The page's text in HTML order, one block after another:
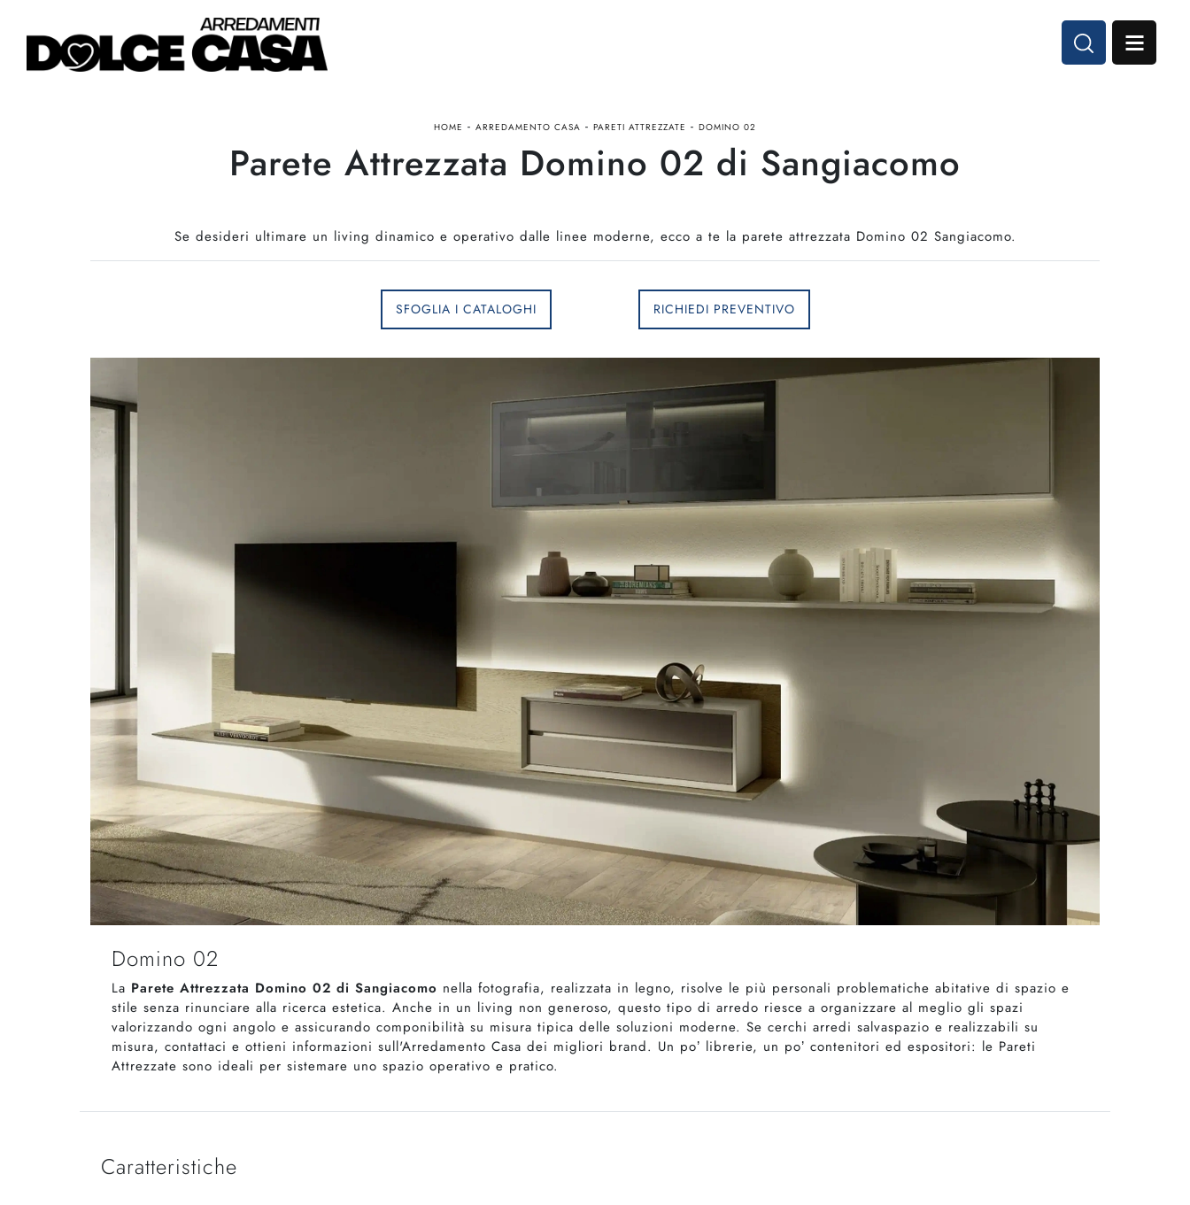
HOME - ARREDAMENTO CASA - PARETI ATTREZZATE - DOMINO 02
Parete Attrezzata Domino 02 di Sangiacomo
Se desideri ultimare un living dinamico e operativo dalle linee moderne, ecco a te la parete attrezzata Domino 02 Sangiacomo.
SFOGLIA I CATALOGHI RICHIEDI PREVENTIVO
Domino 02
La Parete Attrezzata Domino 02 di Sangiacomo nella fotografia, realizzata in legno, risolve le più personali problematiche abitative di spazio e
stile senza rinunciare alla ricerca estetica. Anche in un living non generoso, questo tipo di arredo riesce a organizzare al meglio gli spazi
valorizzando ogni angolo e assicurando componibilità su misura tipica delle soluzioni moderne. Se cerchi arredi salvaspazio e realizzabili su
misura, contattaci e ottieni informazioni sull'Arredamento Casa dei migliori brand. Un po’ librerie, un po’ contenitori ed espositori: le Pareti
Attrezzate sono ideali per sistemare uno spazio operativo e pratico.
Caratteristiche